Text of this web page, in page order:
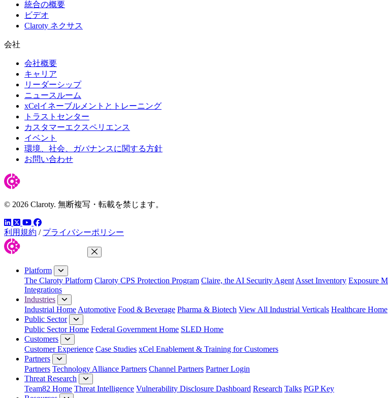
統合の概要
ビデオ
Claroty ネクサス
会社
会社概要
キャリア
リーダーシップ
ニュースルーム
xCelイネーブルメントとトレーニング
トラストセンター
カスタマーエクスペリエンス
イベント
環境、社会、ガバナンスに関する方針
お問い合わせ
© 2026 Claroty. 無断複写・転載を禁じます。
LinkedIn
ツイッター
YouTube
Facebook
利用規約 / プライバシーポリシー
Close Menu
Platform
The Claroty Platform Claroty CPS Protection Program Claire, the AI Security Agent Asset Inventory Exposure
Integrations
Industries
Industrial Home Automotive Food & Beverage Pharma & Biotech View All Industrial Verticals Healthcare Home
Public Sector
Public Sector Home Federal Government Home SLED Home
Customers
Customer Experience Case Studies xCel Enablement & Training for Customers
Partners
Partners Technology Alliance Partners Channel Partners Partner Login
Threat Research
Team82 Home Threat Intelligence Vulnerability Disclosure Dashboard Research Talks PGP Key